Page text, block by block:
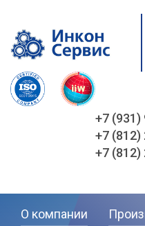
+7 (931)
+7 (812)
+7
О компании